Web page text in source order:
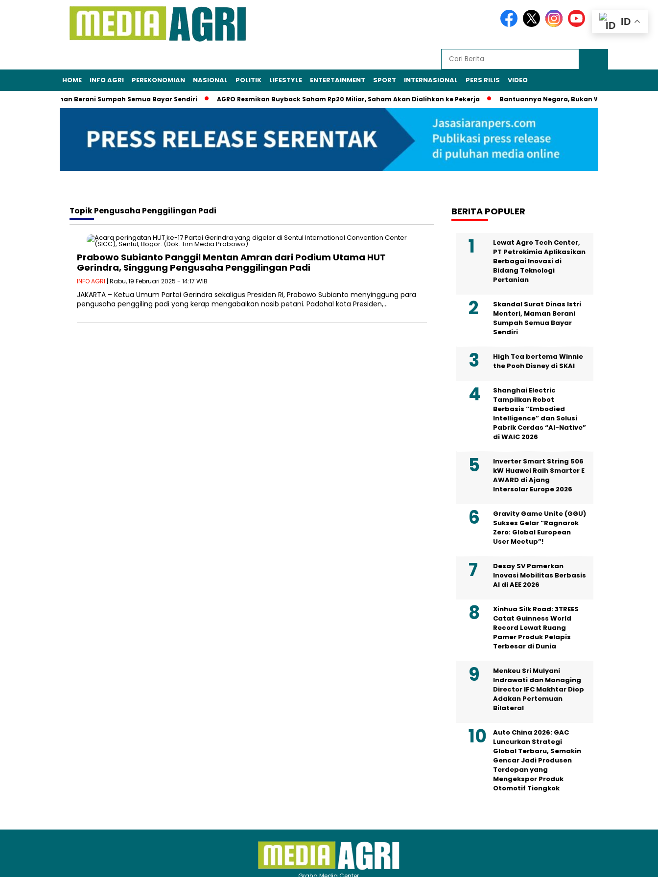
HOME INFO AGRI PEREKONOMIAN NASIONAL POLITIK LIFESTYLE ENTERTAINMENT SPORT INTERNASIONAL PERS RILIS VIDEO
Menteri, Maman Berani Sumpah Semua Bayar Sendiri AGRO Resmikan Buyback Saham Rp20 Miliar, Saham Akan Dialihkan ke Pekerja Bantuannya Negara, Bukan Warisan: Sudaryono
TopikPengusaha Penggilingan Padi
Prabowo Subianto Panggil Mentan Amran dari Podium Utama HUT
Gerindra, Singgung Pengusaha Penggilingan Padi
INFO AGRI | Rabu, 19 Februari 2025 - 14:17 WIB
JAKARTA – Ketua Umum Partai Gerindra sekaligus Presiden RI, Prabowo Subianto menyinggung para
pengusaha penggiling padi yang kerap mengabaikan nasib petani. Padahal kata Presiden,…
BERITA POPULER
Lewat Agro Tech Center,
PT Petrokimia Aplikasikan
Berbagai Inovasi di
Bidang Teknologi
Pertanian
Skandal Surat Dinas Istri
Menteri, Maman Berani
Sumpah Semua Bayar
Sendiri
High Tea bertema Winnie
the Pooh Disney di SKAI
Shanghai Electric
Tampilkan Robot
Berbasis “Embodied
Intelligence” dan Solusi
Pabrik Cerdas “AI-Native”
di WAIC 2026
Inverter Smart String 506
kW Huawei Raih Smarter E
AWARD di Ajang
Intersolar Europe 2026
Gravity Game Unite (GGU)
Sukses Gelar “Ragnarok
Zero: Global European
User Meetup”!
Desay SV Pamerkan
Inovasi Mobilitas Berbasis
AI di AEE 2026
Xinhua Silk Road: 3TREES
Catat Guinness World
Record Lewat Ruang
Pamer Produk Pelapis
Terbesar di Dunia
Menkeu Sri Mulyani
Indrawati dan Managing
Director IFC Makhtar Diop
Adakan Pertemuan
Bilateral
Auto China 2026: GAC
Luncurkan Strategi
Global Terbaru, Semakin
Gencar Jadi Produsen
Terdepan yang
Mengekspor Produk
Otomotif Tiongkok
ID